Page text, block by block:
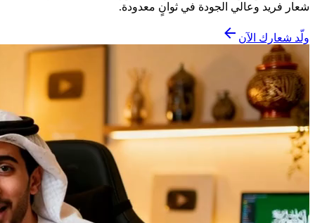
شعار فريد وعالي الجودة في ثوانٍ معدودة.
ولّد شعارك الآن